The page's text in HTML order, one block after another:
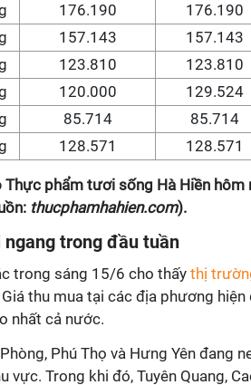
176.190 176.190
157.143 157.143
123.810 123.810
120.000 129.524
85.714 85.714
128.571 128.571
phẩm tươi sống Hà Hiền hôm
thucphamhahien.com).
trong đầu tuần
trong sáng 15/6 cho thấy thị
thu mua tại các địa phương
nhất cả nước.
Phú Thọ và Hưng Yên đang
Trong khi đó, Tuyên Quang,